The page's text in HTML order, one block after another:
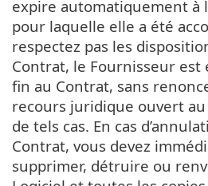
expire automatiquement à
pour laquelle elle a été
respectez pas les
Contrat, le Fournisseur
fin au Contrat, sans
recours juridique ouvert
de tels cas. En cas
Contrat, vous devez
supprimer, détruire ou